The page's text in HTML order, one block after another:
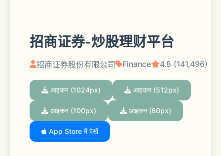
招商证券-炒股理财平台
招商证券股份有限公司 Finance 4.8 (141,496)
आइकन (1024px) आइकन (512px)
आइकन (100px) आइकन (60px)
App Store में देखें